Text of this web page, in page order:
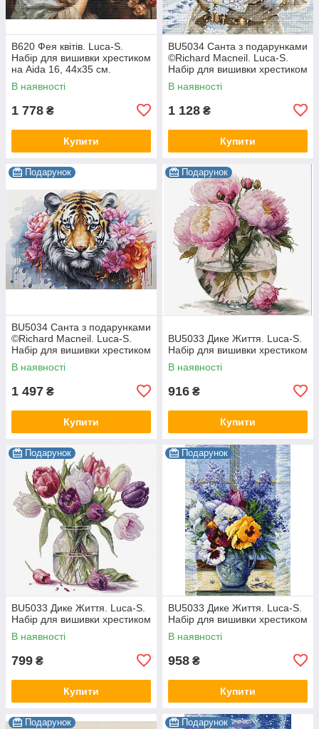
B620 Фея квітів. Luca-S.
Набір для вишивки хрестиком
на Aida 16, 44х35 см.
В наявності
1 778 ₴
Купити
BU5034 Санта з подарунками
©Richard Macneil. Luca-S.
Набір для вишивки хрестиком
В наявності
1 128 ₴
Купити
Подарунок
BU5034 Санта з подарунками
©Richard Macneil. Luca-S.
Набір для вишивки хрестиком
В наявності
1 497 ₴
Купити
Подарунок
BU5033 Дике Життя. Luca-S.
Набір для вишивки хрестиком
В наявності
916 ₴
Купити
Подарунок
BU5033 Дике Життя. Luca-S.
Набір для вишивки хрестиком
В наявності
799 ₴
Купити
Подарунок
BU5033 Дике Життя. Luca-S.
Набір для вишивки хрестиком
В наявності
958 ₴
Купити
Подарунок Подарунок